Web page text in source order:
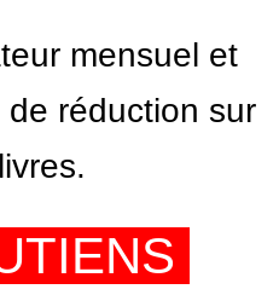
mensuel et
réduction sur